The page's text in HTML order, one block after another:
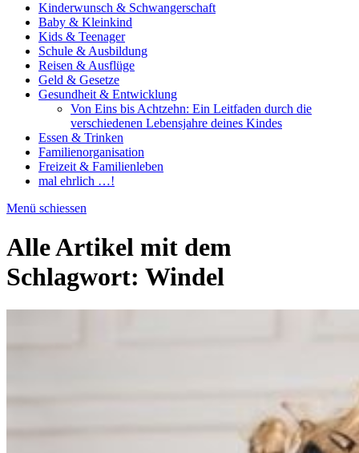
Kinderwunsch & Schwangerschaft
Baby & Kleinkind
Kids & Teenager
Schule & Ausbildung
Reisen & Ausflüge
Geld & Gesetze
Gesundheit & Entwicklung
Von Eins bis Achtzehn: Ein Leitfaden durch die
verschiedenen Lebensjahre deines Kindes
Essen & Trinken
Familienorganisation
Freizeit & Familienleben
mal ehrlich …!
Menü schiessen
Alle Artikel mit dem
Schlagwort: Windel